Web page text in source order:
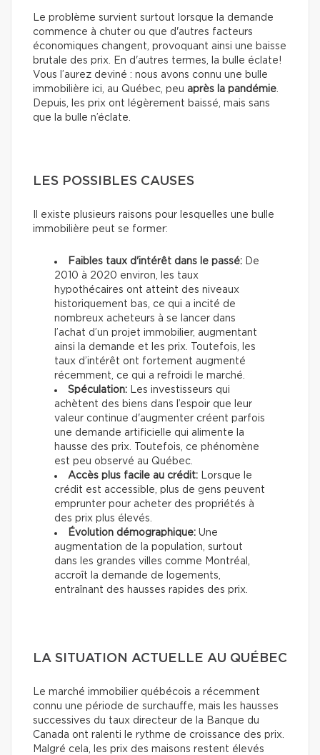
Le problème survient surtout lorsque la demande
commence à chuter ou que d'autres facteurs
économiques changent, provoquant ainsi une baisse
brutale des prix. En d'autres termes, la bulle éclate!
Vous l’aurez deviné : nous avons connu une bulle
immobilière ici, au Québec, peu après la pandémie
Depuis, les prix ont légèrement baissé, mais sans
que la bulle n’éclate.
LES POSSIBLES CAUSES
Il existe plusieurs raisons pour lesquelles une bulle
immobilière peut se former:
Faibles taux d'intérêt dans le passé: De
2010 à 2020 environ, les taux
hypothécaires ont atteint des niveaux
historiquement bas, ce qui a incité de
nombreux acheteurs à se lancer dans
l’achat d’un projet immobilier, augmentant
ainsi la demande et les prix. Toutefois, les
taux d’intérêt ont fortement augmenté
récemment, ce qui a refroidi le marché.
Spéculation: Les investisseurs qui
achètent des biens dans l’espoir que leur
valeur continue d'augmenter créent parfois
une demande artificielle qui alimente la
hausse des prix. Toutefois, ce phénomène
est peu observé au Québec.
Accès plus facile au crédit: Lorsque le
crédit est accessible, plus de gens peuvent
emprunter pour acheter des propriétés à
des prix plus élevés.
Évolution démographique: Une
augmentation de la population, surtout
dans les grandes villes comme Montréal,
accroît la demande de logements,
entraînant des hausses rapides des prix.
LA SITUATION ACTUELLE AU QUÉBEC
Le marché immobilier québécois a récemment
connu une période de surchauffe, mais les hausses
successives du taux directeur de la Banque du
Canada ont ralenti le rythme de croissance des prix.
Malgré cela, les prix des maisons restent élevés